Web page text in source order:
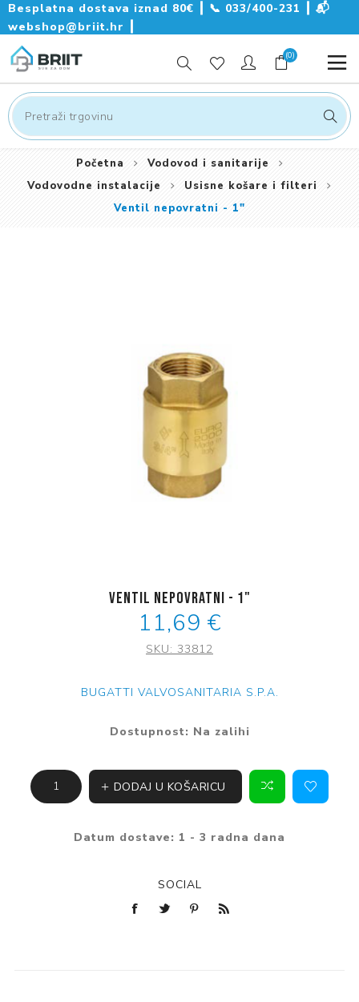
Besplatna dostava iznad 80€ ┃ 📞 033/400-231
📬
webshop@briit.hr
(0)
Početna
Vodovod i sanitarije
Vodovodne instalacije
Usisne košare i filteri
Ventil nepovratni - 1"
Ventil nepovratni - 1"
11,69 €
SKU: 33812
BUGATTI VALVOSANITARIA S.P.A.
Dostupnost: Na zalihi
DODAJ U KOŠARICU
Datum dostave: 1 - 3 radna dana
SOCIAL